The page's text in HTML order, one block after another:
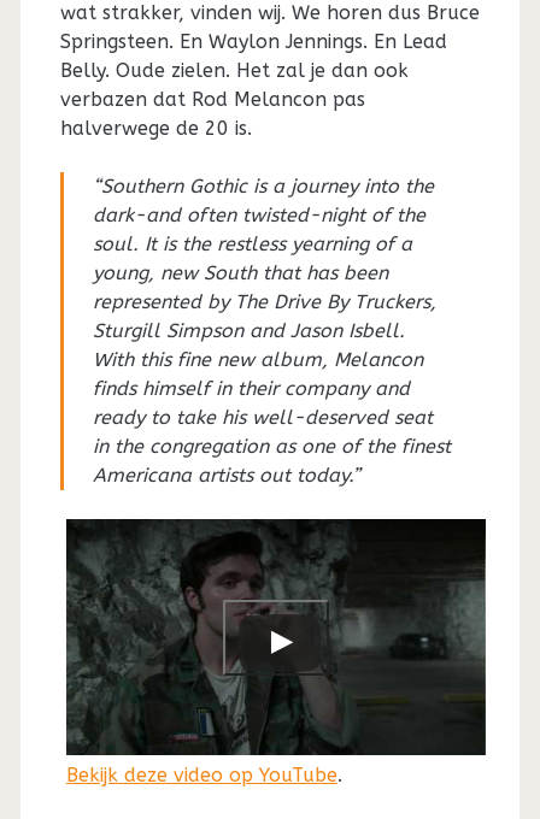
wat strakker, vinden wij. We horen dus Bruce
Springsteen. En Waylon Jennings. En Lead
Belly. Oude zielen. Het zal je dan ook
verbazen dat Rod Melancon pas
halverwege de 20 is.
“Southern Gothic is a journey into the
dark-and often twisted-night of the
soul. It is the restless yearning of a
young, new South that has been
represented by The Drive By Truckers,
Sturgill Simpson and Jason Isbell.
With this fine new album, Melancon
finds himself in their company and
ready to take his well-deserved seat
in the congregation as one of the finest
Americana artists out today.”
Bekijk deze video op YouTube.